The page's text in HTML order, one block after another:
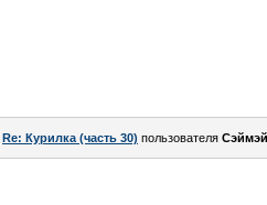
Re: Курилка (часть 30) пользователя Сэймэй